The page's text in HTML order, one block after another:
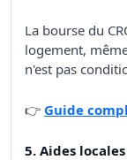
La bourse du
logement,
n'est pas
👉 Guide
5. Aides